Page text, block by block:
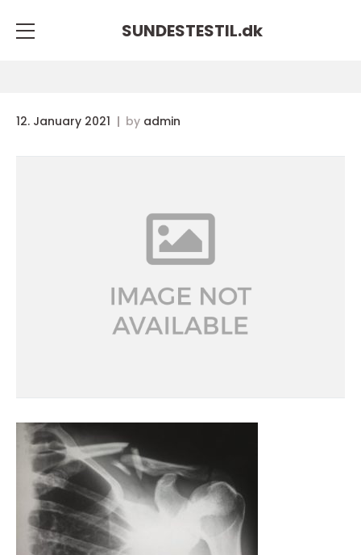
SUNDESTESTIL.dk
12. January 2021 by admin